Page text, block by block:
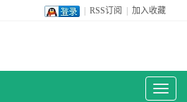
RSS订阅 加入收藏
Toggle